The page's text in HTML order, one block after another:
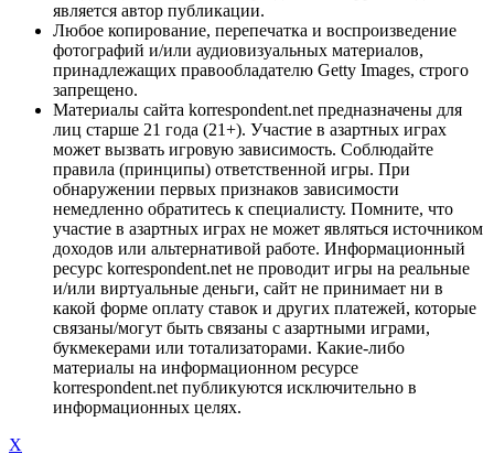
является автор публикации.
Любое копирование, перепечатка и воспроизведение
фотографий и/или аудиовизуальных материалов,
принадлежащих правообладателю Getty Images, строго
запрещено.
Материалы сайта korrespondent.net предназначены для
лиц старше 21 года (21+). Участие в азартных играх
может вызвать игровую зависимость. Соблюдайте
правила (принципы) ответственной игры. При
обнаружении первых признаков зависимости
немедленно обратитесь к специалисту. Помните, что
участие в азартных играх не может являться источником
доходов или альтернативой работе. Информационный
ресурс korrespondent.net не проводит игры на реальные
и/или виртуальные деньги, сайт не принимает ни в
какой форме оплату ставок и других платежей, которые
связаны/могут быть связаны с азартными играми,
букмекерами или тотализаторами. Какие-либо
материалы на информационном ресурсе
korrespondent.net публикуются исключительно в
информационных целях.
X